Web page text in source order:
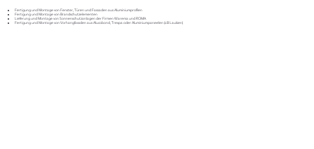
Fertigung und Montage von Fenster, Türen und Fassaden aus Aluminiumprofilen
Fertigung und Montage von Brandschutzelementen
Lieferung und Montage von Sonnenschutzanlagen der Firmen Warema und ROMA
Fertigung und Montage von Vorhangfassden aus Alucobond, Trespa oder Aluminiumpaneelen (z.B Laukien)